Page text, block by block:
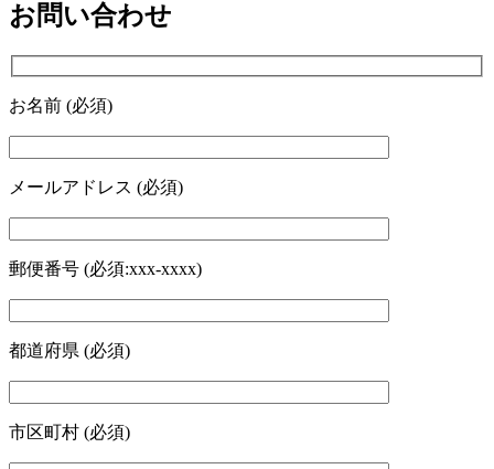
お問い合わせ
お名前 (必須)
メールアドレス (必須)
郵便番号 (必須:xxx-xxxx)
都道府県 (必須)
市区町村 (必須)